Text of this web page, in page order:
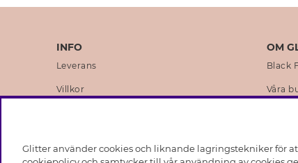
INFO
Leverans
Villkor
Medlemsvillkor
OM
Black
Våra
Glitter använder cookies och liknande lagringstekniker för